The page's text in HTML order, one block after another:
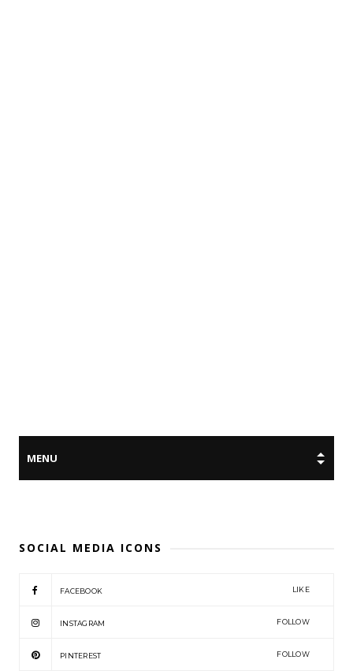
SOCIAL MEDIA ICONS
FACEBOOK LIKE
INSTAGRAM FOLLOW
PINTEREST FOLLOW